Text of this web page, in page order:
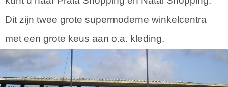
Dit zijn twee grote supermoderne winkelcentra
met een grote keus aan o.a. kleding.